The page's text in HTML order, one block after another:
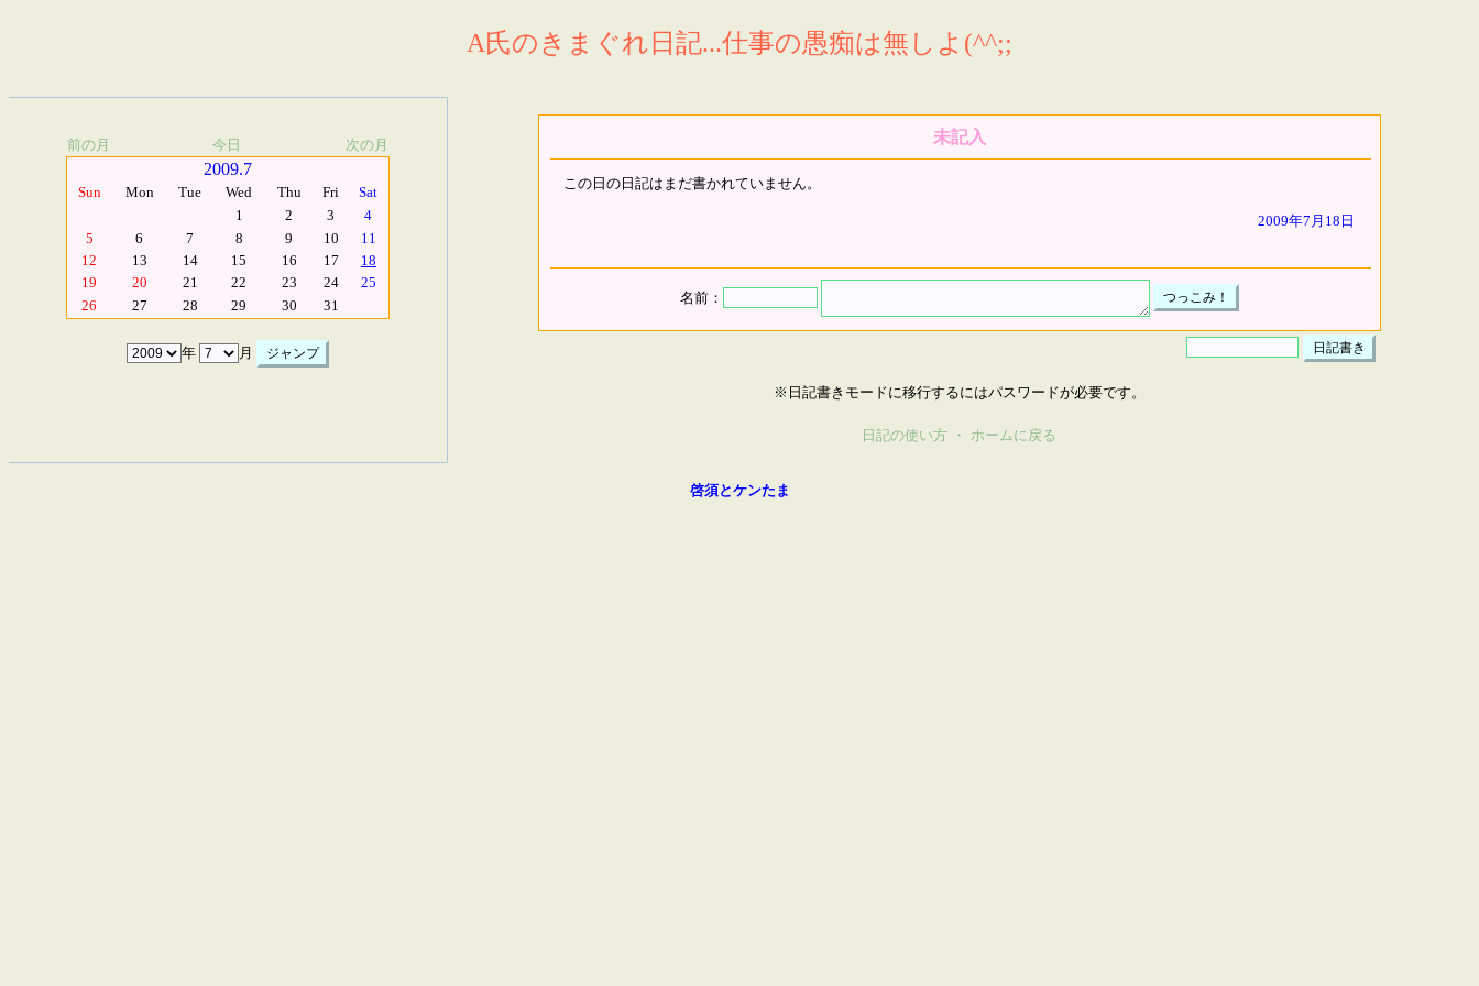
A氏のきまぐれ日記...仕事の愚痴は無しよ(^^;;
前の月 今日 次の月
2009.7
Sun Mon Tue Wed Thu Fri
Sat
1
2 3
4
5
6 7 8 9 10
11
12
13 14 15 16 17
18
19
20 21 22 23 24
25
26
27 28 29 30 31
年 月
未記入
この日の日記はまだ書かれていません。
2009年7月18日
名前：
※日記書きモードに移行するにはパスワードが必要です。
日記の使い方 ・ ホームに戻る
啓須とケンたま